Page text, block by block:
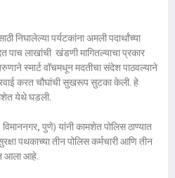
निघालेल्या पर्यटकांना अमली पदार्थांच्या
पाच लाखांची खंडणी मागितल्याचा प्रकार
स्मार्ट वॉचमधून मदतीचा संदेश पाठवल्याने
करत चौघांची सुखरूप सुटका केली. हे
येथे घडली.
पुणे) यांनी कामशेत पोलिस ठाण्यात
पथकाच्या तीन पोलिस कर्मचारी आणि तीन
आला आहे.